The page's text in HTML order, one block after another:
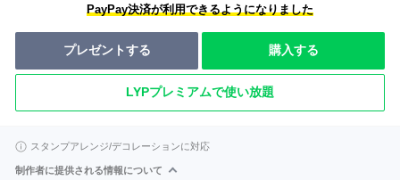
PayPay決済が利用できるようになりました
プレゼントする 購入する
LYPプレミアムで使い放題
スタンプアレンジ/デコレーションに対応
制作者に提供される情報について